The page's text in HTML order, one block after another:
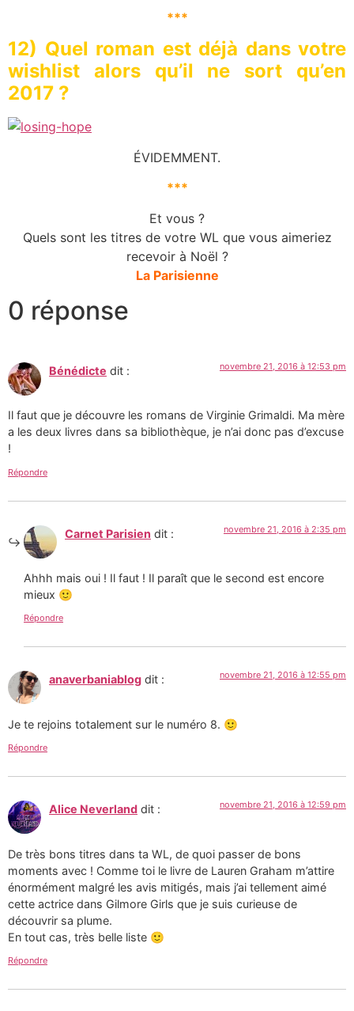
***
12) Quel roman est déjà dans votre
wishlist alors qu’il ne sort qu’en
2017 ?
ÉVIDEMMENT.
***
Et vous ?
Quels sont les titres de votre WL que vous aimeriez
recevoir à Noël ?
La Parisienne
0 réponse
Bénédicte dit : novembre 21, 2016 à 12:53 pm
Il faut que je découvre les romans de Virginie Grimaldi. Ma mère
a les deux livres dans sa bibliothèque, je n’ai donc pas d’excuse
!
Répondre
Carnet Parisien dit : novembre 21, 2016 à 2:35 pm
Ahhh mais oui ! Il faut ! Il paraît que le second est encore
mieux 🙂
Répondre
anaverbaniablog dit : novembre 21, 2016 à 12:55 pm
Je te rejoins totalement sur le numéro 8. 🙂
Répondre
Alice Neverland dit : novembre 21, 2016 à 12:59 pm
De très bons titres dans ta WL, de quoi passer de bons
moments avec ! Comme toi le livre de Lauren Graham m’attire
énormément malgré les avis mitigés, mais j’ai tellement aimé
cette actrice dans Gilmore Girls que je suis curieuse de
découvrir sa plume.
En tout cas, très belle liste 🙂
Répondre